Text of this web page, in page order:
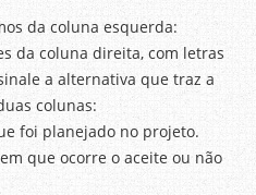
da coluna esquerda:
da coluna direita, com letras
a alternativa que traz a
colunas:
foi planejado no projeto.
que ocorre o aceite ou não